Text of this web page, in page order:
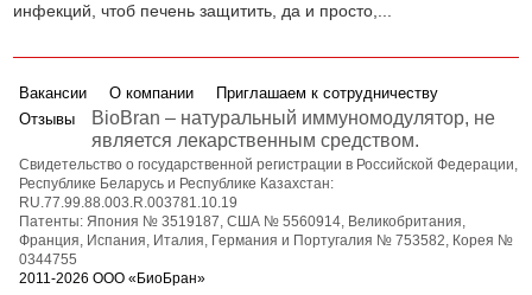
инфекций, чтоб печень защитить, да и просто,...
Вакансии О компании
Приглашаем к сотрудничеству
Отзывы
BioBran – натуральный иммуномодулятор, не
является лекарственным средством.
Свидетельство о государственной регистрации в Российской Федерации,
Республике Беларусь и Республике Казахстан:
RU.77.99.88.003.R.003781.10.19
Патенты: Япония № 3519187, США № 5560914, Великобритания,
Франция, Испания, Италия, Германия и Португалия № 753582, Корея №
0344755
2011-2026 ООО «БиоБран»